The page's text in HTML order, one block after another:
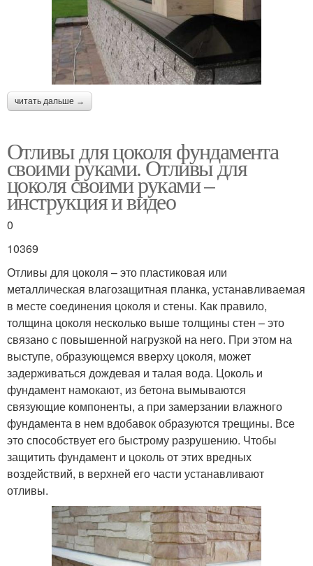
читать дальше →
Отливы для цоколя фундамента
своими руками. Отливы для
цоколя своими руками –
инструкция и видео
0
10369
Отливы для цоколя – это пластиковая или
металлическая влагозащитная планка, устанавливаемая
в месте соединения цоколя и стены. Как правило,
толщина цоколя несколько выше толщины стен – это
связано с повышенной нагрузкой на него. При этом на
выступе, образующемся вверху цоколя, может
задерживаться дождевая и талая вода. Цоколь и
фундамент намокают, из бетона вымываются
связующие компоненты, а при замерзании влажного
фундамента в нем вдобавок образуются трещины. Все
это способствует его быстрому разрушению. Чтобы
защитить фундамент и цоколь от этих вредных
воздействий, в верхней его части устанавливают
отливы.